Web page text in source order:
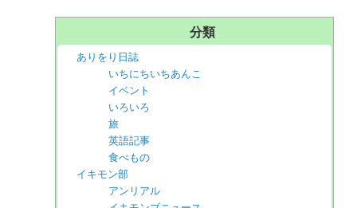
分類
ありをり日誌
いちにちいちあんこ
イベント
いろいろ
旅
英語記事
食べもの
イキモン部
アンリアル